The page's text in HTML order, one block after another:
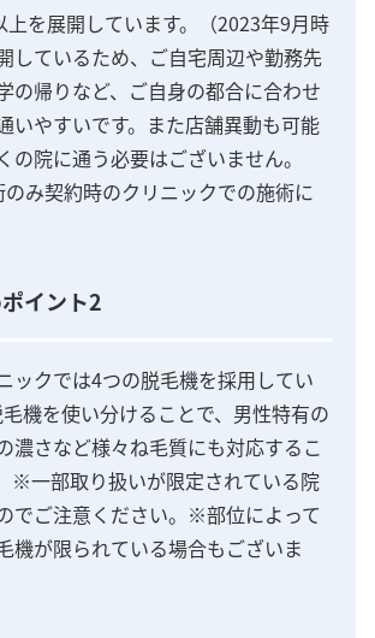
を展開しています。（2023年9月時
しているため、ご自宅周辺や勤務先
の帰りなど、ご自身の都合に合わせ
いやすいです。また店舗異動も可能
の院に通う必要はございません。
み契約時のクリニックでの施術に
イント2
ックでは4つの脱毛機を採用してい
機を使い分けることで、男性特有の
濃さなど様々ね毛質にも対応するこ
※一部取り扱いが限定されている院
でご注意ください。※部位によって
機が限られている場合もございま